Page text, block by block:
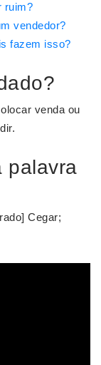
ruim?
vendedor?
fazem isso?
venda ou
palavra
Cegar;